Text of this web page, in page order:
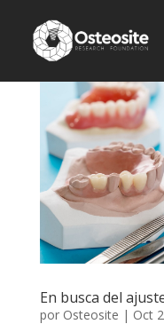
En busca del
por Osteosite | Oct